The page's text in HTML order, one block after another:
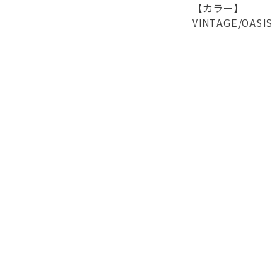
【カラー】
VINTAGE/OASIS